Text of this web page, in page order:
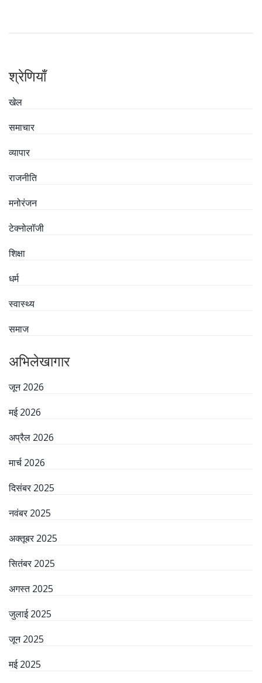
श्रेणियाँ
खेल
समाचार
व्यापार
राजनीति
मनोरंजन
टेक्नोलॉजी
शिक्षा
धर्म
स्वास्थ्य
समाज
अभिलेखागार
जून 2026
मई 2026
अप्रैल 2026
मार्च 2026
दिसंबर 2025
नवंबर 2025
अक्तूबर 2025
सितंबर 2025
अगस्त 2025
जुलाई 2025
जून 2025
मई 2025